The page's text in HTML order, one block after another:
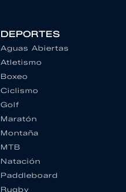
DEPORTES
Aguas Abiertas
Atletismo
Boxeo
Ciclismo
Golf
Maratón
Montaña
MTB
Natación
Paddleboard
Rugby